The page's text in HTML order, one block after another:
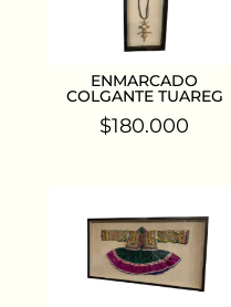
ENMARCADO
COLGANTE TUAREG
$180.000